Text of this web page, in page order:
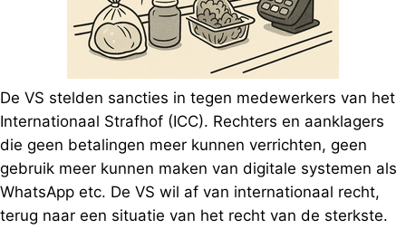
De VS stelden sancties in tegen medewerkers van het
Internationaal Strafhof (ICC). Rechters en aanklagers
die geen betalingen meer kunnen verrichten, geen
gebruik meer kunnen maken van digitale systemen als
WhatsApp etc. De VS wil af van internationaal recht,
terug naar een situatie van het recht van de sterkste.